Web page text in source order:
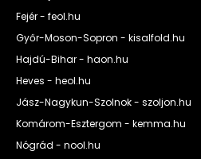
Fejér - feol.hu
Győr-Moson-Sopron - kisalfold.hu
Hajdú-Bihar - haon.hu
Heves - heol.hu
Jász-Nagykun-Szolnok - szoljon.hu
Komárom-Esztergom - kemma.hu
Nógrád - nool.hu